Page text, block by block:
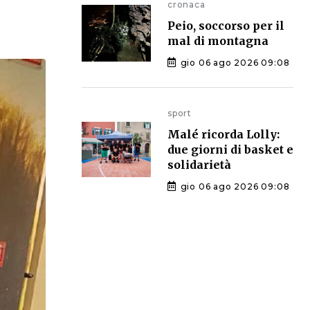
cronaca
Peio, soccorso per il
mal di montagna
gio 06 ago 2026 09:08
sport
Malé ricorda Lolly:
due giorni di basket e
solidarietà
gio 06 ago 2026 09:08